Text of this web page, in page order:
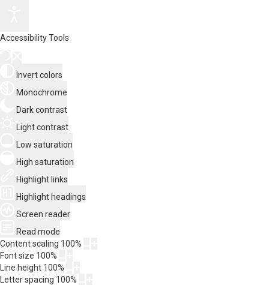
Accessibility Tools
Invert colors
Monochrome
Dark contrast
Light contrast
Low saturation
High saturation
Highlight links
Highlight headings
Screen reader
Read mode
Content scaling 100%
Font size 100%
Line height 100%
Letter spacing 100%